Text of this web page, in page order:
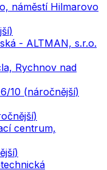
náměstí Hilmarovo
)
- ALTMAN, s.r.o.
Rychnov nad
6/10 (náročnější)
)
centrum,
)